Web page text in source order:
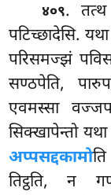
४०९. तत्थ
पटिच्छादेसि.
परिसमज्झं
सण्ठपेति,
एवमस्सा
सिक्खापेन्तो
अप्पसद्दकामो
तिट्ठति, न